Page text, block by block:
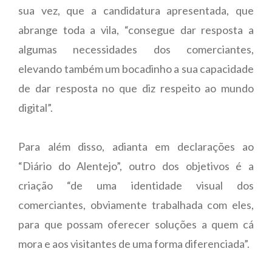
sua vez, que a candidatura apresentada, que
abrange toda a vila, “consegue dar resposta a
algumas necessidades dos comerciantes,
elevando também um bocadinho a sua capacidade
de dar resposta no que diz respeito ao mundo
digital”.
Para além disso, adianta em declarações ao
“Diário do Alentejo”, outro dos objetivos é a
criação “de uma identidade visual dos
comerciantes, obviamente trabalhada com eles,
para que possam oferecer soluções a quem cá
mora e aos visitantes de uma forma diferenciada”.